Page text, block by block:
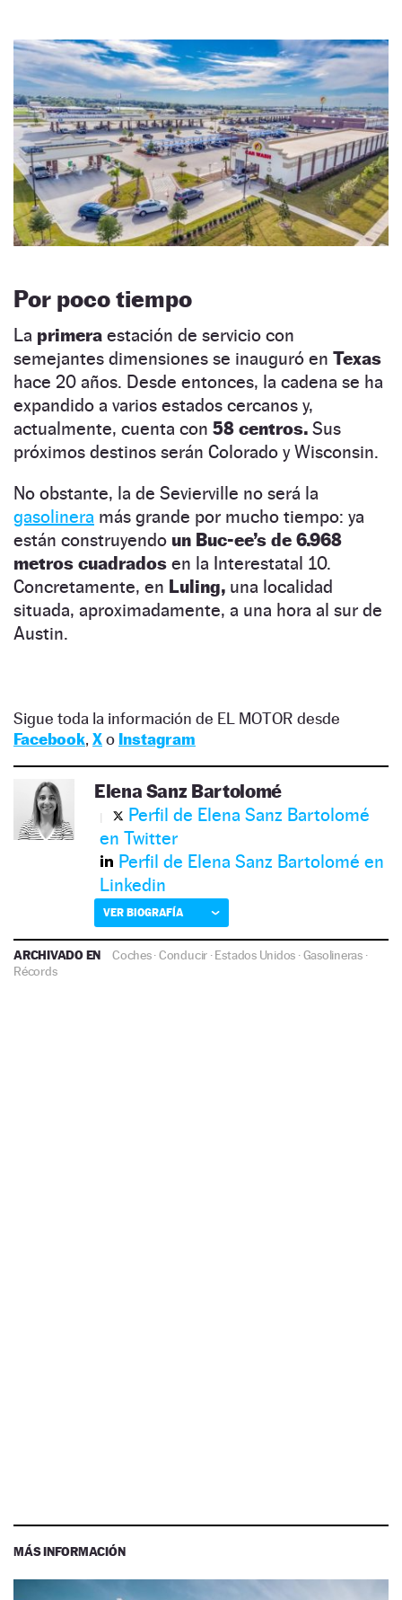
Por poco tiempo
La primera estación de servicio con
semejantes dimensiones se inauguró en Texas
hace 20 años. Desde entonces, la cadena se ha
expandido a varios estados cercanos y,
actualmente, cuenta con 58 centros. Sus
próximos destinos serán Colorado y Wisconsin.
No obstante, la de Sevierville no será la
gasolinera más grande por mucho tiempo: ya
están construyendo un Buc-ee’s de 6.968
metros cuadrados en la Interestatal 10.
Concretamente, en Luling, una localidad
situada, aproximadamente, a una hora al sur de
Austin.
Sigue toda la información de EL MOTOR desde
Facebook, Xo Instagram
Elena Sanz Bartolomé
Perfil de Elena Sanz Bartolomé
en Twitter
Perfil de Elena Sanz Bartolomé en
Linkedin
VER BIOGRAFÍA
ARCHIVADO EN Coches·Conducir ·Estados Unidos ·Gasolineras ·
Récords
MÁS INFORMACIÓN